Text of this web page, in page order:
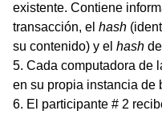
existente. Contiene
transacción, el hash
su contenido) y el hash
Cada computadora de
en su propia instancia de
El participante # 2